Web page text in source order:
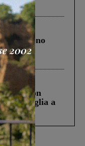
morirono
il
tir....
la figlia a